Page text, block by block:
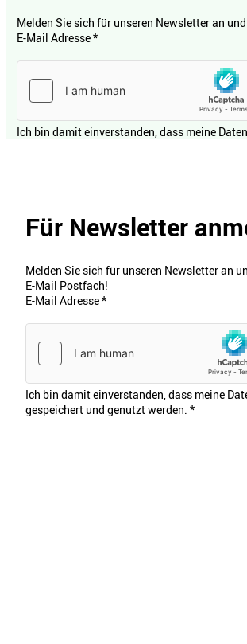
Melden Sie sich für unseren Newsletter an
E-Mail Adresse*
Ich bin damit einverstanden, dass meine
Für Newsletter
Melden Sie sich für unseren Newsletter an
E-Mail Postfach!
E-Mail Adresse*
Ich bin damit einverstanden, dass meine
gespeichert und genutzt werden. *